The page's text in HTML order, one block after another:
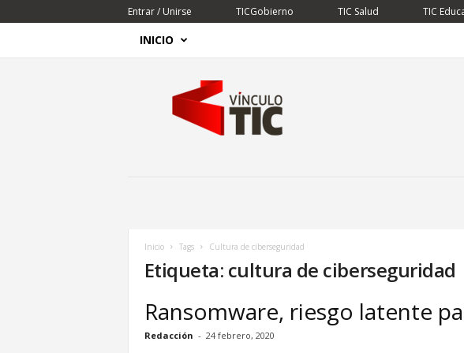
Entrar / Unirse TICGobierno TIC Salud TIC
INICIO
Inicio Tags Cultura de ciberseguridad
Etiqueta: cultura de ciberseguridad
Ransomware, riesgo latente
Redacción - 24 febrero, 2020